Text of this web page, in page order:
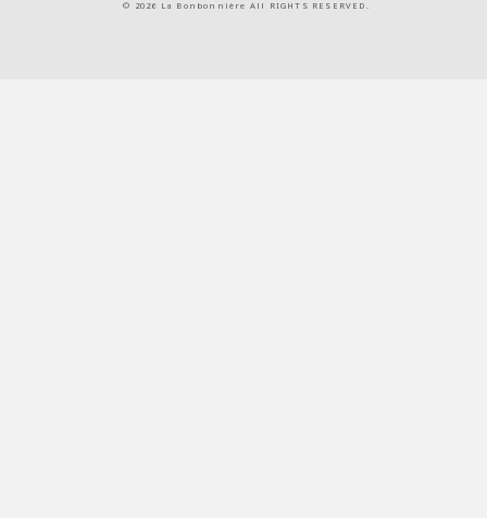
© 2026 La Bonbonnière All RIGHTS RESERVED.